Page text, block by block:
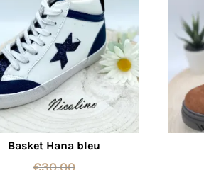
Basket Hana bleu